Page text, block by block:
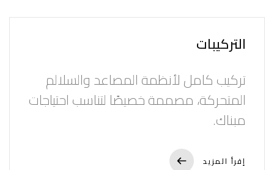
خدماتنا
الإدارة العليا
التركيبات
تركيب كامل لأنظمة المصاعد والسلالم
المتحركة، مصممة خصيصًا لتناسب احتياجات
مبناك.
إقرأ المزيد